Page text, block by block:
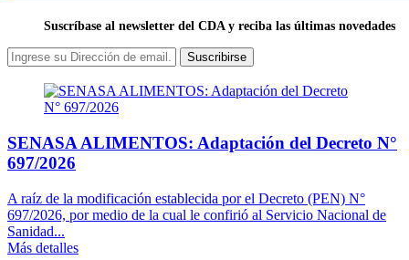
Suscríbase al newsletter del CDA y reciba las últimas novedades
Suscribirse
SENASA ALIMENTOS: Adaptación del Decreto N°
697/2026
A raíz de la modificación establecida por el Decreto (PEN) N°
697/2026, por medio de la cual le confirió al Servicio Nacional de
Sanidad...
Más detalles